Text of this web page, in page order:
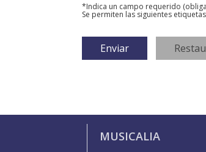
*Indica un campo requerido
Se permiten las siguientes
MUSICALIA